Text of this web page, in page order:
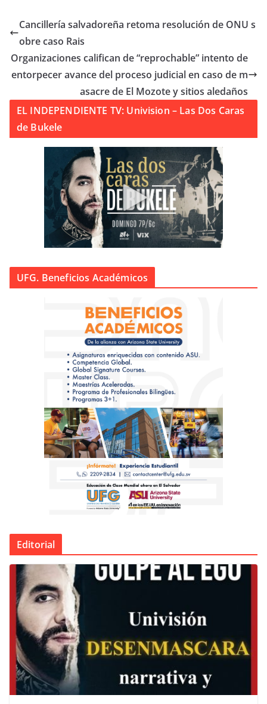
Cancillería salvadoreña retoma resolución de ONU s
obre caso Rais
Organizaciones califican de “reprochable” intento de
entorpecer avance del proceso judicial en caso de m
asacre de El Mozote y sitios aledaños
EL INDEPENDIENTE TV: Univision – Las Dos Caras
de Bukele
UFG. Beneficios Académicos
Editorial